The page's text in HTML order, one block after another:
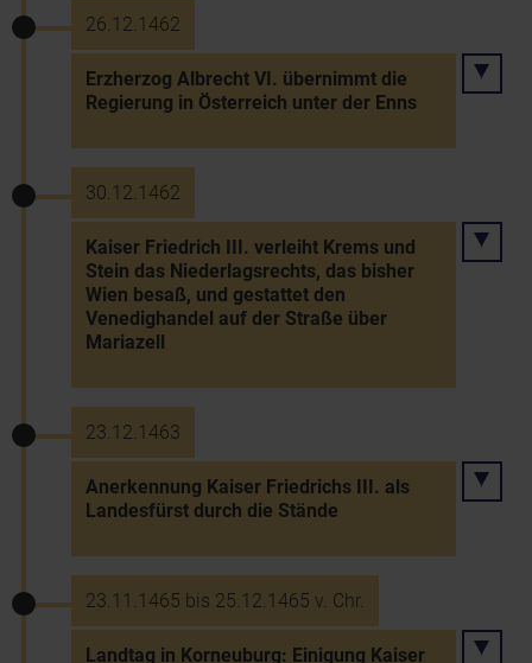
26.12.1462
Erzherzog Albrecht VI. übernimmt die
Regierung in Österreich unter der Enns
30.12.1462
Kaiser Friedrich III. verleiht Krems und
Stein das Niederlagsrechts, das bisher
Wien besaß, und gestattet den
Venedighandel auf der Straße über
Mariazell
23.12.1463
Anerkennung Kaiser Friedrichs III. als
Landesfürst durch die Stände
23.11.1465 bis 25.12.1465 v. Chr.
Landtag in Korneuburg: Einigung Kaiser